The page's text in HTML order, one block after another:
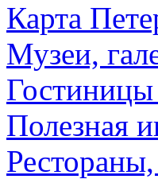
Карта
Музеи,
Гостиницы
Полезная